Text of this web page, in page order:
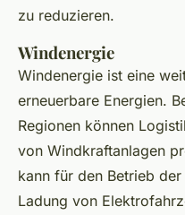
zu reduzieren.
Windenergie
Windenergie ist eine
erneuerbare Energien.
Regionen können
von Windkraftanlagen
kann für den Betrieb
Ladung von